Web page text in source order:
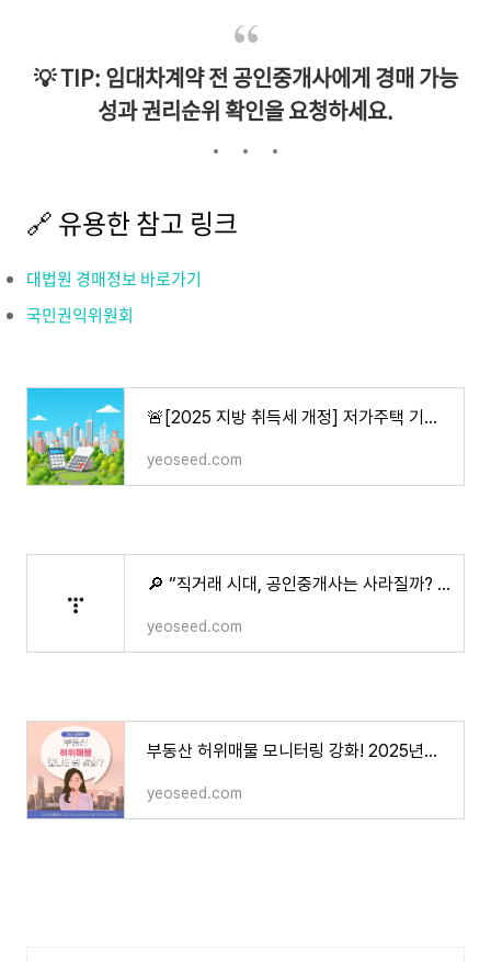
💡 TIP: 임대차계약 전 공인중개사에게 경매 가능
성과 권리순위 확인을 요청하세요.
🔗 유용한 참고 링크
대법원 경매정보 바로가기
국민권익위원회
🚨[2025 지방 취득세 개정] 저가주택 기준 완화! 3주택자도 세금 부담 ‘뚝’ — 지금이 매수 타이
yeoseed.com
🔎 “직거래 시대, 공인중개사는 사라질까? 법정단체화 추진과 신뢰 회복 전략 총정리”
yeoseed.com
부동산 허위매물 모니터링 강화! 2025년부터 '당근마켓'도 포함…소비자 피해 줄일까?
yeoseed.com